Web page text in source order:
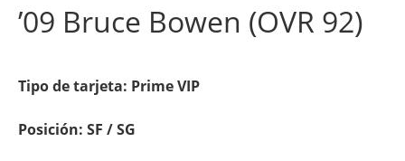
’09 Bruce Bowen (OVR 92)
Tipo de tarjeta: Prime VIP
Posición: SF / SG